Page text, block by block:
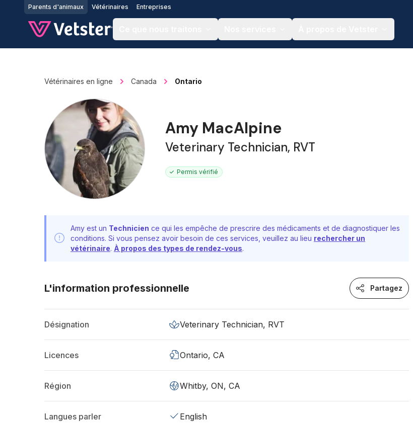
Jump to main content
Parents d'animaux Vétérinaires Entreprises
Vétérinaires en ligne Canada Ontario
Amy MacAlpine
Veterinary Technician, RVT
Permis vérifié
Amy est un Technicien ce qui les empêche de prescrire des médicaments et de diagnostiquer les
conditions. Si vous pensez avoir besoin de ces services, veuillez au lieu rechercher un
vétérinaire. À propos des types de rendez-vous.
L'information professionnelle Partagez
Désignation Veterinary Technician, RVT
Licences Ontario, CA
Région Whitby, ON, CA
Langues parler English